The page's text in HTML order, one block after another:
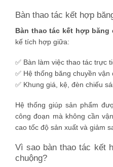
Bàn thao tác kết hợp
Bàn thao tác kết hợp băng
kế tích hợp giữa:
✅ Bàn làm việc thao tác trực
✅ Hệ thống băng chuyền vận
✅ Khung giá, kệ, đèn chiếu
Hệ thống giúp sản phẩm
công đoạn mà không cần
cao tốc độ sản xuất và giảm
Vì sao bàn thao tác kết
chuộng?